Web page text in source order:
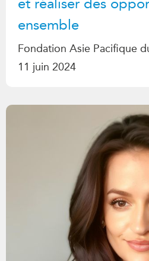
et réaliser des
ensemble
Fondation Asie Pacifique
11 juin 2024